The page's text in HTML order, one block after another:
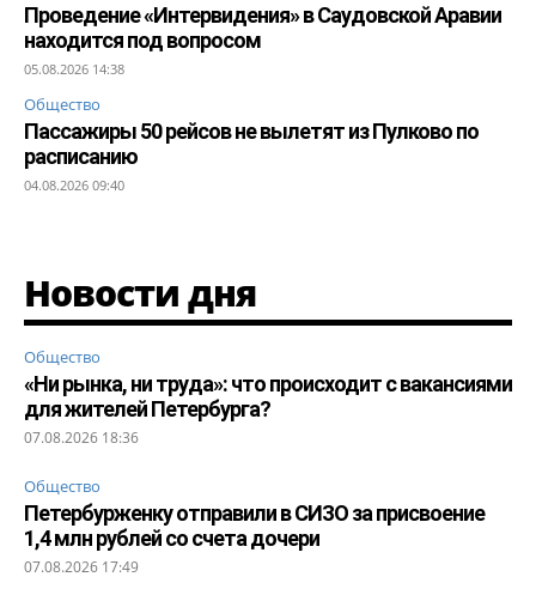
Проведение «Интервидения» в Саудовской Аравии
находится под вопросом
05.08.2026 14:38
Общество
Пассажиры 50 рейсов не вылетят из Пулково по
расписанию
04.08.2026 09:40
Новости дня
Общество
«Ни рынка, ни труда»: что происходит с вакансиями
для жителей Петербурга?
07.08.2026 18:36
Общество
Петербурженку отправили в СИЗО за присвоение
1,4 млн рублей со счета дочери
07.08.2026 17:49